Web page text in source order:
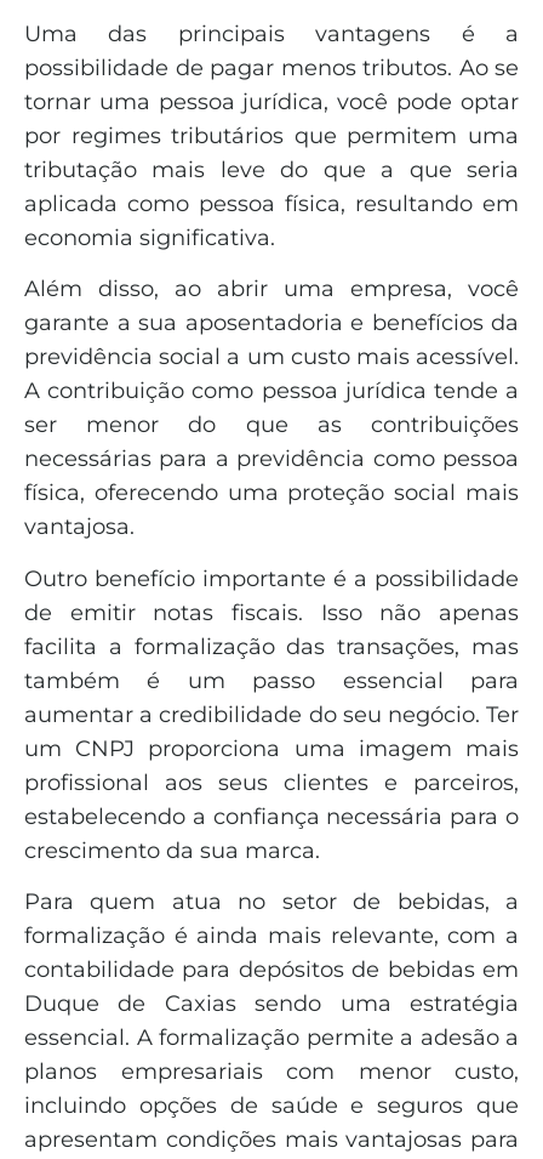
Uma das principais vantagens é a
possibilidade de pagar menos tributos. Ao se
tornar uma pessoa jurídica, você pode optar
por regimes tributários que permitem uma
tributação mais leve do que a que seria
aplicada como pessoa física, resultando em
economia significativa.
Além disso, ao abrir uma empresa, você
garante a sua aposentadoria e benefícios da
previdência social a um custo mais acessível.
A contribuição como pessoa jurídica tende a
ser menor do que as contribuições
necessárias para a previdência como pessoa
física, oferecendo uma proteção social mais
vantajosa.
Outro benefício importante é a possibilidade
de emitir notas fiscais. Isso não apenas
facilita a formalização das transações, mas
também é um passo essencial para
aumentar a credibilidade do seu negócio. Ter
um CNPJ proporciona uma imagem mais
profissional aos seus clientes e parceiros,
estabelecendo a confiança necessária para o
crescimento da sua marca.
Para quem atua no setor de bebidas, a
formalização é ainda mais relevante, com a
contabilidade para depósitos de bebidas em
Duque de Caxias sendo uma estratégia
essencial. A formalização permite a adesão a
planos empresariais com menor custo,
incluindo opções de saúde e seguros que
apresentam condições mais vantajosas para